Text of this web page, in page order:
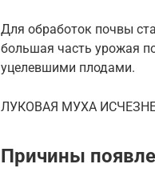
Для обработок почвы
большая часть урожая
уцелевшими плодами.
ЛУКОВАЯ МУХА
Причины